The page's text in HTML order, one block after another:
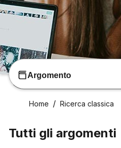
Argomento
Home Ricerca classica
Tutti gli argomenti